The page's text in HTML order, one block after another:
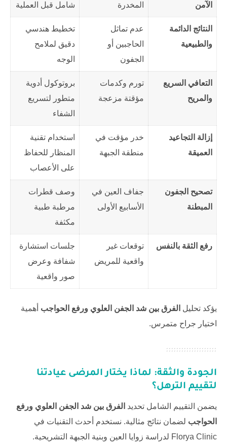
الآمن
المخدرة
شامل قبل العملية
النتائج الدائمة
والطبيعية
عدم تماثل
الحاجبين أو
الجفون
تخطيط هندسي
دقيق لملامح
الوجه
التعافي السريع
والمريح
تورم وكدمات
مؤقتة مزعجة
بروتوكول أدوية
متطور لتسريع
الشفاء
إزالة التجاعيد
العميقة
خدر مؤقت في
منطقة الجبهة
استخدام تقنية
المنظار للحفاظ
على الأعصاب
تصحيح الجفون
المبطنة
جفاف العين في
الأسابيع الأولى
وصف قطرات
مرطبة طبية
مكثفة
رفع الثقة بالنفس
توقعات غير
واقعية للمريض
جلسات استشارة
شفافة وعرض
صور واقعية
يؤكد تحليل الفرق بين شد الجفن العلوي ورفع الحواجب أهمية
اختيار جراح متمرس.
الجودة والثقة: لماذا يختار المرضى عيادتنا
لتقييم الترهل؟
يضمن التقييم الشامل تحديد الفرق بين شد الجفن العلوي ورفع
الحواجب لضمان نتائج مثالية. نستخدم أحدث التقنيات في
Florya Clinic لدراسة زوايا العين وبنية الجبهة التشريحية.